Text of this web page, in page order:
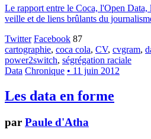
Le rapport entre le Coca, l'Open
veille et de liens brûlants du
Twitter Facebook 87
cartographie, coca cola, CV, cvgram,
power2switch, ségrégation raciale
Data Chronique • 11 juin 2012
Les data en forme
par Paule d'Atha